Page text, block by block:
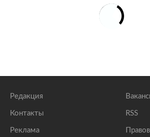
Редакция
Контакты
Реклама
RSS